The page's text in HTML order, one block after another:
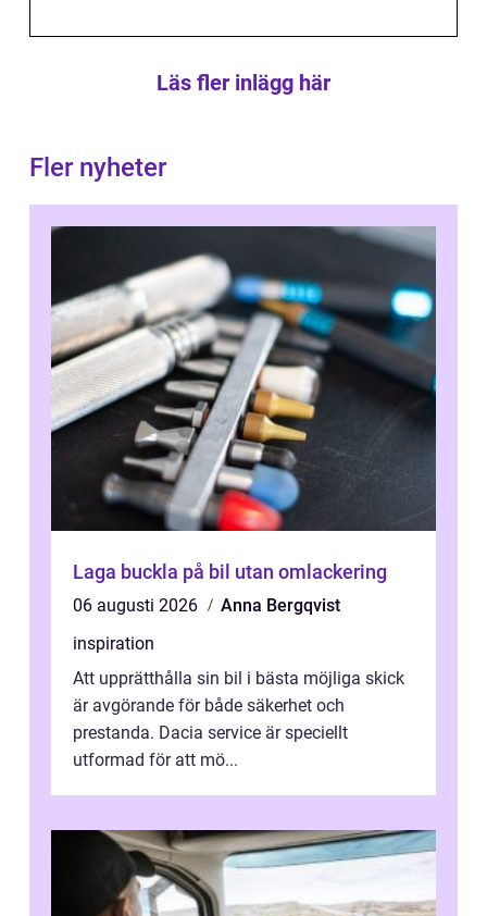
Läs fler inlägg här
Fler nyheter
Laga buckla på bil utan omlackering
06 augusti 2026
Anna Bergqvist
inspiration
Att upprätthålla sin bil i bästa möjliga skick
är avgörande för både säkerhet och
prestanda. Dacia service är speciellt
utformad för att mö...